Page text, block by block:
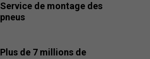
Service de montage des
pneus
Plus de 7 millions de